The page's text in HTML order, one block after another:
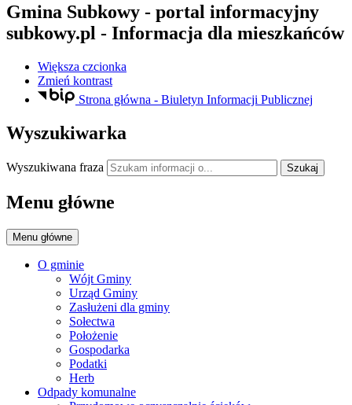
Gmina Subkowy - portal informacyjny
subkowy.pl - Informacja dla mieszkańców
Większa czcionka
Zmień kontrast
Strona główna - Biuletyn Informacji Publicznej
Wyszukiwarka
Wyszukiwana fraza Szukaj
Menu główne
Menu główne
O gminie
Wójt Gminy
Urząd Gminy
Zasłużeni dla gminy
Sołectwa
Położenie
Gospodarka
Podatki
Herb
Odpady komunalne